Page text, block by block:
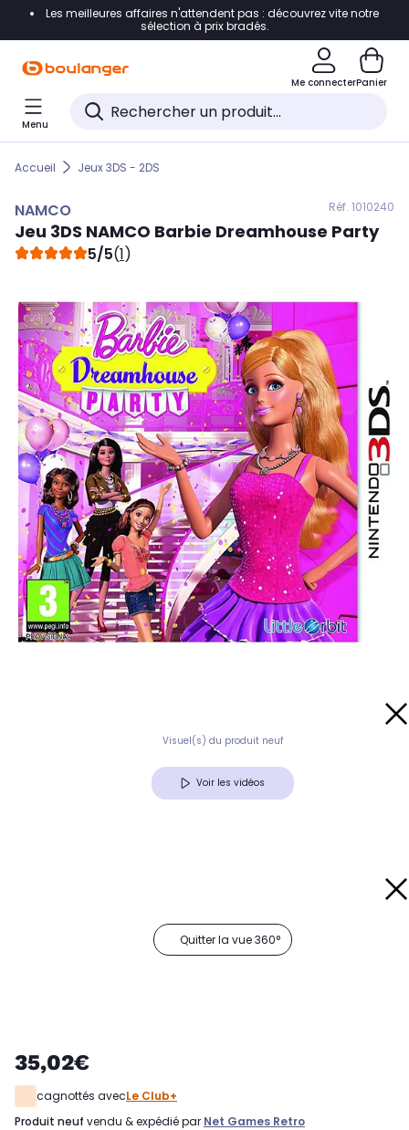
Accéder directement à la navigation
Accéder directement au pied de page
Accéder directement au chatbot
Les meilleures affaires n'attendent pas : découvrez vite notre
sélection à prix bradés.
Me connecterPanier
Menu
Accueil Jeux 3DS - 2DS
NAMCO Réf. 1010240
Jeu 3DS NAMCO Barbie Dreamhouse Party
5/5(1)
Visuel(s) du produit neuf
Voir les vidéos
Quitter la vue 360°
35,02€
cagnottés avecLe Club+
produit neuf vendu & expédié par Net Games Retro